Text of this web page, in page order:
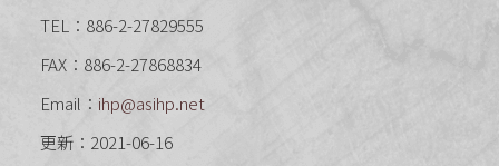
TEL：886-2-27829555
FAX：886-2-27868834
Email： ihp@asihp.net
更新：2021-06-16